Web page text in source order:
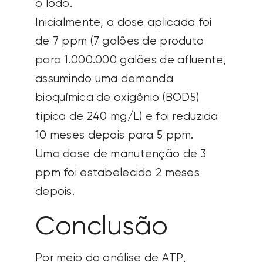
o lodo.
Inicialmente, a dose aplicada foi
de 7 ppm (7 galões de produto
para1.000.000 galões de afluente,
assumindo uma demanda
bioquímica de oxigênio (BOD5)
típica de 240 mg/L) e foi reduzida
10 meses depois para 5 ppm.
Uma dose de manutenção de 3
ppm foi estabelecido 2 meses
depois.
Conclusão
Por meio da análise de ATP,